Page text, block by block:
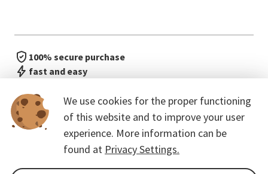
We use cookies for the proper functioning
of this website and to improve your user
experience. More information can be
found at Privacy Settings.
100% secure purchase
fast and easy